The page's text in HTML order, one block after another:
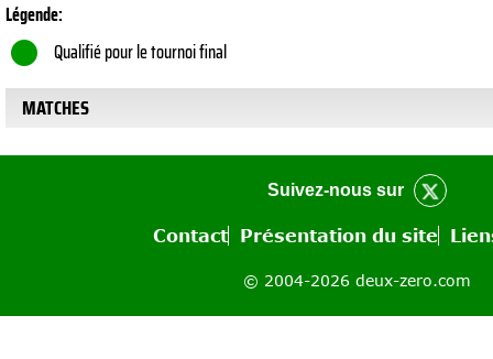
Légende:
Qualifié pour le tournoi final
MATCHES
Suivez-nous sur
Contact Présentation du site
© 2004-2026 deux-zero.com